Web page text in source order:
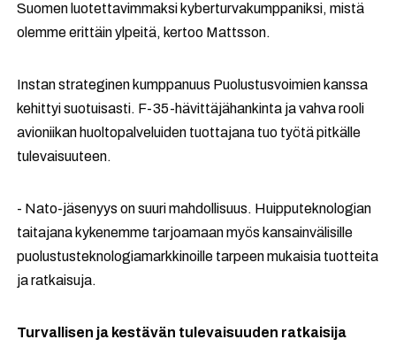
Suomen luotettavimmaksi kyberturvakumppaniksi, mistä
olemme erittäin ylpeitä, kertoo Mattsson.
Instan strateginen kumppanuus Puolustusvoimien kanssa
kehittyi suotuisasti. F-35-hävittäjähankinta ja vahva rooli
avioniikan huoltopalveluiden tuottajana tuo työtä pitkälle
tulevaisuuteen.
- Nato-jäsenyys on suuri mahdollisuus. Huipputeknologian
taitajana kykenemme tarjoamaan myös kansainvälisille
puolustusteknologiamarkkinoille tarpeen mukaisia tuotteita
ja ratkaisuja.
Turvallisen ja kestävän tulevaisuuden ratkaisija